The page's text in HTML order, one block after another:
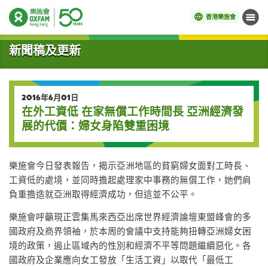
香港樂施會 目錄
開始主要內容
新聞稿及更新
2016年6月01日
在外工資低 在家無償工作時間長 亞洲經濟發
展的代價：婦女身陷雙重困境
樂施會今日發表報告，揭示亞洲地區的貧窮婦女面對工時長、
工資低的處境，並同時擔起處理家中事務的無償工作，她們肩
負重擔造就亞洲取得經濟成功，但這並不公平。
樂施會呼籲現正雲集馬來西亞出席世界經濟論壇東盟峰會的多
國政府及商界領袖，於本周的會議中支持能夠扭轉亞洲婦女困
境的政策，遏止區域內的性別和經濟不平等問題繼續惡化。各
國政府及企業應向女工發放「生活工資」以取代「最低工